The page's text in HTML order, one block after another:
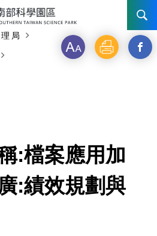
局
字 列 另
:檔案應用加
:績效規劃與